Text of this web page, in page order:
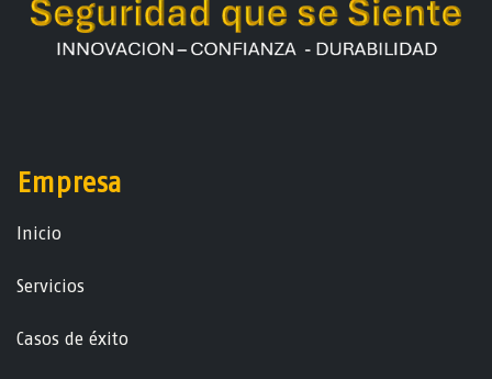
Empresa
Ini​ci​o
Servicios
Casos de éxito